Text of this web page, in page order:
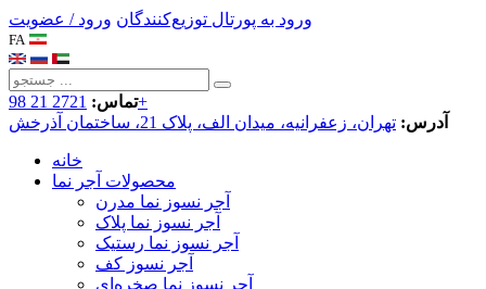
ورود به پورتال توزیع‌کنندگان ورود / عضویت
FA
تماس:2721 21 98+
آدرس: تهران، زعفرانیه، میدان الف، پلاک 21، ساختمان آذرخش
خانه
محصولات آجر نما
آجر نسوز نما مدرن
آجر نسوز نما پلاک
آجر نسوز نما رستیک
آجر نسوز کف
آجر نسوز نما صخره‌ای